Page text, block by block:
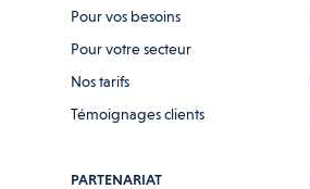
Pour vos besoins
Pour votre secteur
Nos tarifs
Témoignages clients
PARTENARIAT